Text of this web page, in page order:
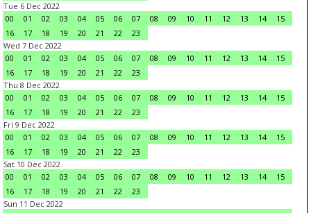
Tue 6 Dec 2022
00
01 02 03 04 05 06 07 08 09 10 11 12 13 14
15
16
17 18 19 20 21 22
23
Wed 7 Dec 2022
00
01 02 03 04 05 06 07 08 09 10 11 12 13 14
15
16
17 18 19 20 21 22
23
Thu 8 Dec 2022
00
01 02 03 04 05 06 07 08 09 10 11 12 13 14
15
16
17 18 19 20 21 22
23
Fri 9 Dec 2022
00
01 02 03 04 05 06 07 08 09 10 11 12 13 14
15
16
17 18 19 20 21 22
23
Sat 10 Dec 2022
00
01 02 03 04 05 06 07 08 09 10 11 12 13 14
15
16
17 18 19 20 21 22
23
Sun 11 Dec 2022